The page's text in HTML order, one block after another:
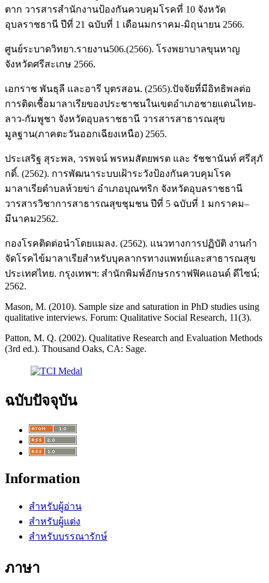
ตาก วารสารสํานักงานป้องกันควบคุมโรคที่ 10 จังหวัด
อุบลราชธานี ปีที่ 21 ฉบับที่ 1 เดือนมกราคม-มิถุนายน 2566.
ศูนย์ระบาดวิทยา.รายงาน506.(2566). โรงพยาบาลขุนหาญ
จังหวัดศรีสะเกษ 2566.
เอกราช พันธุลี และอารี บุตรสอน. (2565).ปัจจัยที่มีอิทธิพลต่อ
การติดเชื้อมาลาเรียของประชาชนในเขตอำเภอชายแดนไทย-
ลาว-กัมพูชา จังหวัดอุบลราชธานี วารสารสาธารณสุข
มูลฐาน(ภาคตะวันออกเฉียงเหนือ) 2565.
ประเสริฐ สุระพล, วรพจน์ พรหมสัตยพรต และ รัชชานันท์ ศรีสุภั
กดิ์. (2562). การพัฒนาระบบเฝ้าระวังป้องกันควบคุมโรค
มาลาเรียตำบลห้วยข่า อำเภอบุณฑริก จังหวัดอุบลราชธานี
วารสารวิชาการสาธารณสุขชุมชน ปีที่ 5 ฉบับที่ 1 มกราคม–
มีนาคม2562.
กองโรคติดต่อนําโดยแมลง. (2562). แนวทางการปฏิบัติ งานกํา
จัดโรคไข้มาลาเรียสําหรับบุคลากรทางแพทย์และสาธารณสุข
ประเทศไทย. กรุงเทพฯ: สํานักพิมพ์อักษรกราฟฟิคแอนด์ ดีไซน์;
2562.
Mason, M. (2010). Sample size and saturation in PhD studies using
qualitative interviews. Forum: Qualitative Social Research, 11(3).
Patton, M. Q. (2002). Qualitative Research and Evaluation Methods
(3rd ed.). Thousand Oaks, CA: Sage.
ฉบับปัจจุบัน
Information
สำหรับผู้อ่าน
สำหรับผู้แต่ง
สำหรับบรรณารักษ์
ภาษา